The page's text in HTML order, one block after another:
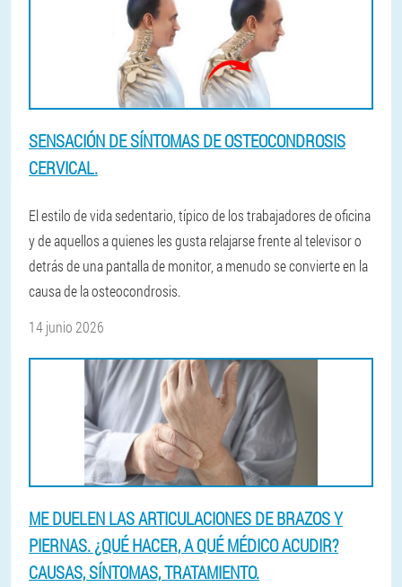
SENSACIÓN DE SÍNTOMAS DE OSTEOCONDROSIS
CERVICAL.
El estilo de vida sedentario, típico de los trabajadores de oficina
y de aquellos a quienes les gusta relajarse frente al televisor o
detrás de una pantalla de monitor, a menudo se convierte en la
causa de la osteocondrosis.
14 junio 2026
ME DUELEN LAS ARTICULACIONES DE BRAZOS Y
PIERNAS. ¿QUÉ HACER, A QUÉ MÉDICO ACUDIR?
CAUSAS, SÍNTOMAS, TRATAMIENTO.